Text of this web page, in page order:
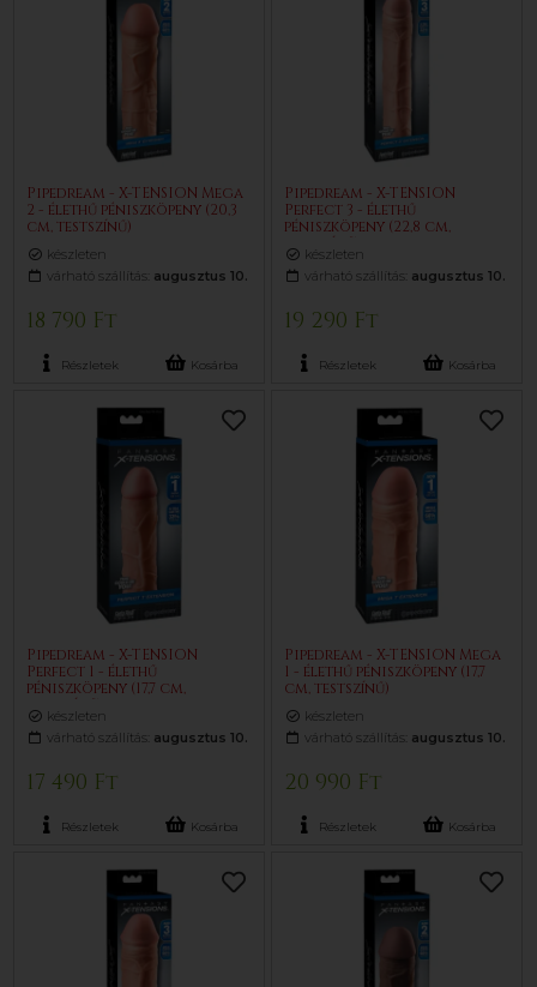
Pipedream - X-TENSION Mega
2 - élethű péniszköpeny (20,3
cm, testszínű)
készleten
várható szállítás: augusztus 10.
18 790 Ft
Részletek Kosárba
Pipedream - X-TENSION
Perfect 3 - élethű
péniszköpeny (22,8 cm,
testszínű)
készleten
várható szállítás: augusztus 10.
19 290 Ft
Részletek Kosárba
Pipedream - X-TENSION
Perfect 1 - élethű
péniszköpeny (17,7 cm,
testszínű)
készleten
várható szállítás: augusztus 10.
17 490 Ft
Részletek Kosárba
Pipedream - X-TENSION Mega
1 - élethű péniszköpeny (17,7
cm, testszínű)
készleten
várható szállítás: augusztus 10.
20 990 Ft
Részletek Kosárba